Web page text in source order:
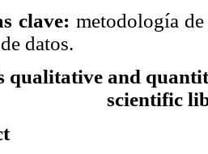
clave: metodología
datos.
qualitative and
scientific